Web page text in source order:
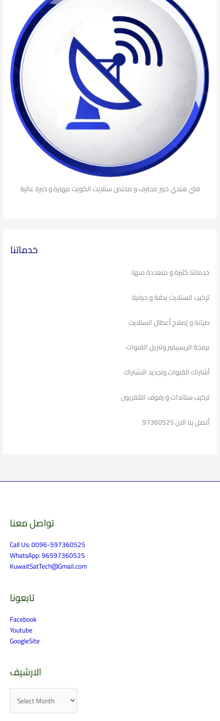
فني هندي خبير محترف و مختص ستلايت الكويت مهارة و خبرة عالية
خدماتنا
خدماتنا كثيرة و متعددة منها:
تركيب الستلايت بدقة و حرفية
صيانة و إصلاح أعطال الستلايت
برمجة الريسيفير وتنزيل القنوات
أشتراك القنوات وتجديد الاشتراك
تركيب ستاندات و رفوف التلفزيون
أتصل بنا الان 97360525
تواصل معنا
Call Us: 0096-597360525
WhatsApp: 96597360525
KuwaitSatTech@Gmail.com
تابعونا
Facebook
Youtube
GoogleSite
الارشيف
الارشيف